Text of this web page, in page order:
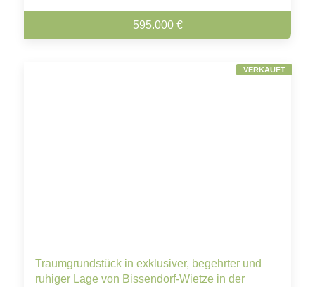
595.000 €
Traumgrundstück in exklusiver, begehrter und
ruhiger Lage von Bissendorf-Wietze in der
VERKAUFT